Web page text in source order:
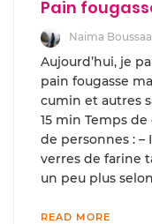
Pain
Naima Boussaa
Aujourd’hui, je
pain fougasse
cumin et autres
15 min Temps
de personnes :
verres de farine
un peu plus
READ MORE